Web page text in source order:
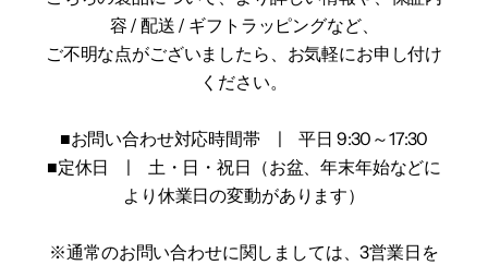
容 / 配送 / ギフトラッピングなど、
ご不明な点がございましたら、お気軽にお申し付け
ください。
■お問い合わせ対応時間帯 | 平日 9:30～17:30
■定休日 | 土・日・祝日（お盆、年末年始などに
より休業日の変動があります）
※通常のお問い合わせに関しましては、3営業日を